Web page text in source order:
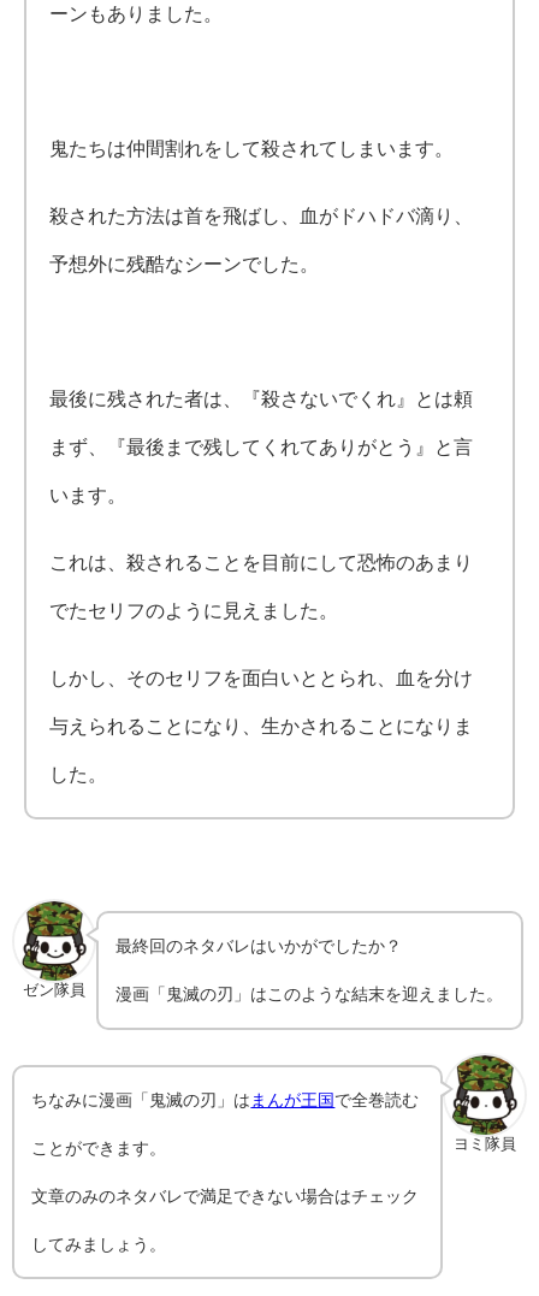
ーンもありました。
鬼たちは仲間割れをして殺されてしまいます。
殺された方法は首を飛ばし、血がドハドバ滴り、
予想外に残酷なシーンでした。
最後に残された者は、『殺さないでくれ』とは頼
まず、『最後まで残してくれてありがとう』と言
います。
これは、殺されることを目前にして恐怖のあまり
でたセリフのように見えました。
しかし、そのセリフを面白いととられ、血を分け
与えられることになり、生かされることになりま
した。
ゼン隊員
最終回のネタバレはいかがでしたか？
漫画「鬼滅の刃」はこのような結末を迎えました。
ヨミ隊員
ちなみに漫画「鬼滅の刃」は まんが王国 で全巻読む
ことができます。
文章のみのネタバレで満足できない場合はチェック
してみましょう。